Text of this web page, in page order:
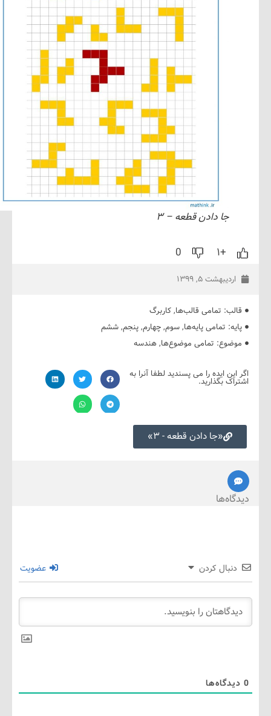
جا دادن قطعه – ۳
0
۵, ۱۳۹۹
تمامی قالب‌ها,کاربرگ
تمامی پایه‌ها,سوم,چهارم,پنجم,ششم
تمامی موضوع‌ها, هندسه
ایده را می پسندید لطفا آنرا به
بگذارید.
«جا دادن قطعه - ۳»
کردن عضویت